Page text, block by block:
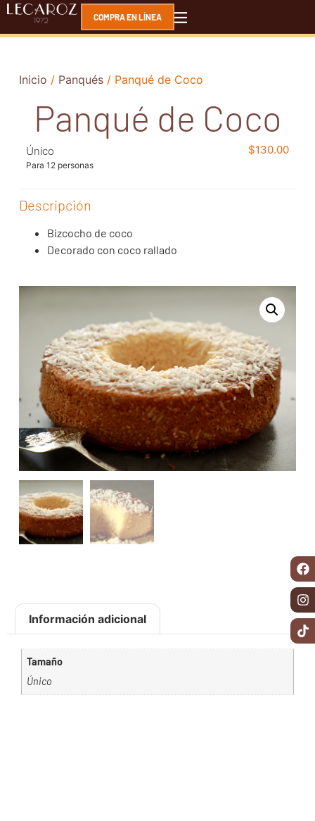
COMPRA EN LÍNEA
Inicio / Panqués/ Panqué de Coco
Panqué de Coco
Único
Para 12 personas
$130.00
Descripción
Bizcocho de coco
Decorado con coco rallado
Información adicional
Tamaño
Único